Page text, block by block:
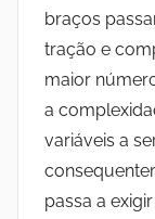
braços
tração e
maior
a
variáveis a
passa a